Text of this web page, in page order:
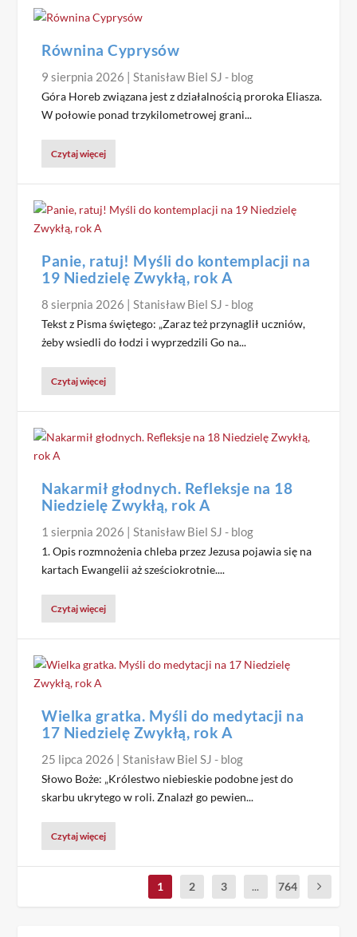
8 SIERPNIA 2026
25 LIPCA 2026
Równina Cyprysów
9 sierpnia 2026 |Stanisław Biel SJ - blog
Góra Horeb związana jest z działalnością proroka Eliasza.
W połowie ponad trzykilometrowej grani...
Czytaj więcej
Panie, ratuj! Myśli do kontemplacji na
19 Niedzielę Zwykłą, rok A
8 sierpnia 2026 |Stanisław Biel SJ - blog
Tekst z Pisma świętego: „Zaraz też przynaglił uczniów,
żeby wsiedli do łodzi i wyprzedzili Go na...
Czytaj więcej
Nakarmił głodnych. Refleksje na 18
Niedzielę Zwykłą, rok A
1 sierpnia 2026 |Stanisław Biel SJ - blog
1. Opis rozmnożenia chleba przez Jezusa pojawia się na
kartach Ewangelii aż sześciokrotnie....
Czytaj więcej
Wielka gratka. Myśli do medytacji na
17 Niedzielę Zwykłą, rok A
25 lipca 2026 |Stanisław Biel SJ - blog
Słowo Boże: „Królestwo niebieskie podobne jest do
skarbu ukrytego w roli. Znalazł go pewien...
Czytaj więcej
1 2 3 ... 764